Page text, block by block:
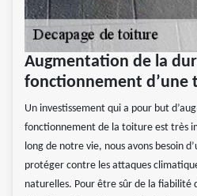
Augmentation de la
fonctionnement d’une
Un investissement qui a pour but
fonctionnement de la toiture est très
long de notre vie, nous avons besoin
protéger contre les attaques
naturelles. Pour être sûr de la